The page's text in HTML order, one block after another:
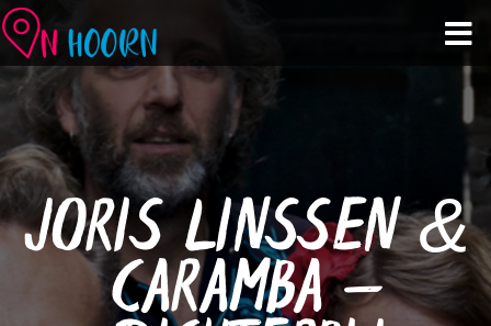
Agenda
Zien & Doen
Winkelen & Horeca
Over Hoorn
JORIS LINSSEN &
CARAMBA –